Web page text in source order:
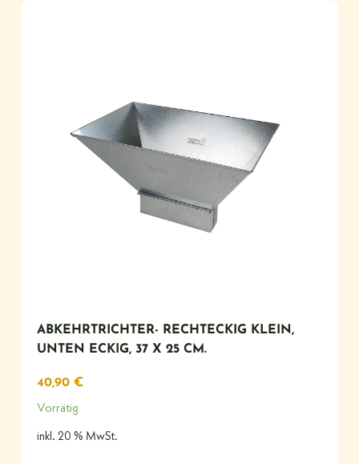
ABKEHRTRICHTER- RECHTECKIG KLEIN,
UNTEN ECKIG, 37 X 25 CM.
40,90 €
Vorrätig
inkl. 20 % MwSt.